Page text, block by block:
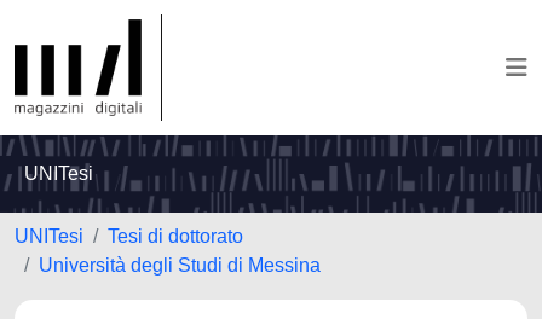
UNITesi
UNITesi
Tesi di dottorato
Università degli Studi di Messina